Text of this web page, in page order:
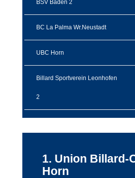
BSV Baden 2
BC La Palma Wr.Neustadt
UBC Horn
Billard Sportverein Leonhofen
2
1. Union Billard-
Horn